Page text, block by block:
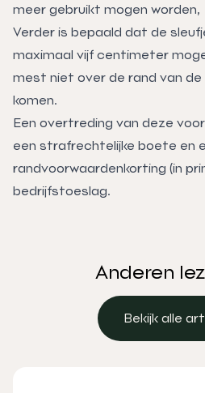
meer gebruikt mogen worden,
Verder is bepaald dat de
maximaal vijf centimeter
mest niet over de rand van
komen.
Een overtreding van deze
een strafrechtelijke boete en
randvoorwaardenkorting (in
bedrijfstoeslag.
Anderen
Bekijk alle